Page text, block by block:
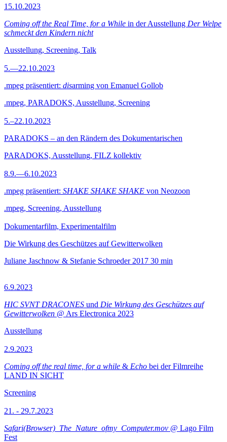
15.10.2023
Coming off the Real Time, for a While in der Ausstellung Der Welpe
schmeckt den Kindern nicht
Ausstellung, Screening, Talk
5.—22.10.2023
.mpeg präsentiert: disarming von Emanuel Gollob
.mpeg, PARADOKS, Ausstellung, Screening
5.–22.10.2023
PARADOKS – an den Rändern des Dokumentarischen
PARADOKS, Ausstellung, FILZ kollektiv
8.9.—6.10.2023
.mpeg präsentiert: SHAKE SHAKE SHAKE von Neozoon
.mpeg, Screening, Ausstellung
Dokumentarfilm, Experimentalfilm
Die Wirkung des Geschützes auf Gewitterwolken
Juliane Jaschnow & Stefanie Schroeder 2017 30 min
6.9.2023
HIC SVNT DRACONES und Die Wirkung des Geschützes auf
Gewitterwolken @ Ars Electronica 2023
Ausstellung
2.9.2023
Coming off the real time, for a while & Echo bei der Filmreihe
LAND IN SICHT
Screening
21. - 29.7.2023
Safari(Browser)_The_Nature_ofmy_Computer.mov @ Lago Film
Fest